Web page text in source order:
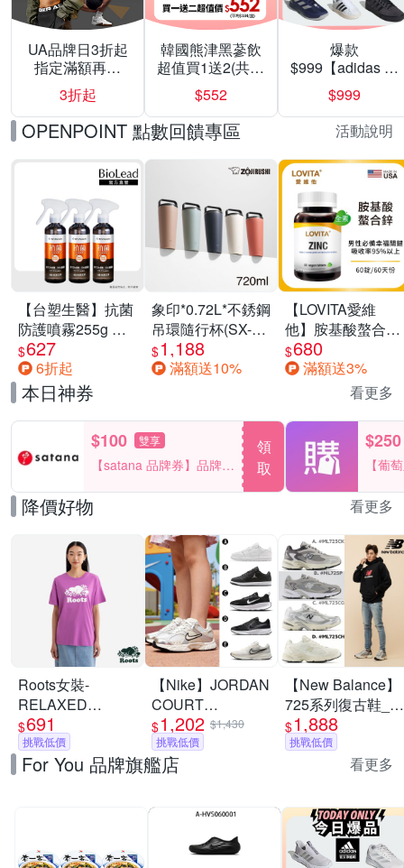
UA品牌日3折起
指定滿額再折
200
3折起
韓國熊津黑蔘飲
超值買1送2(共24
入組)
$552
爆款
$999【adidas 愛
迪達】男/女 精選
運動鞋休閒鞋 任
選均一價
$999
OPENPOINT 點數回饋專區 活動說明
【台塑生醫】抗菌
防護噴霧255g 三
入組
$627
6折起
象印*0.72L*不銹鋼
吊環隨行杯(SX-
LA72H)
$1,188
滿額送10%
【LOVITA愛維
他】胺基酸螯合鋅
x2瓶30mg素食錠
(鋅錠)
$680
滿額送3%
本日神券 看更多
$100 雙享
【satana 品牌券】品牌週
領
取
$250
【葡
降價好物 看更多
Roots女裝-
RELAXED
COOPER 短袖上
衣-淡莓紫
$691
挑戰低價
【Nike】JORDAN
COURT
CONNECT LOW
休閒鞋 慢跑鞋 運
動鞋 男女/大童 A-
款
$1,202 $1,430
挑戰低價
【New Balance】
725系列復古鞋_中
性_多款任選
(ML725CK/
(Y購/網路獨家)
$1,888
挑戰低價
For You 品牌旗艦店 看更多